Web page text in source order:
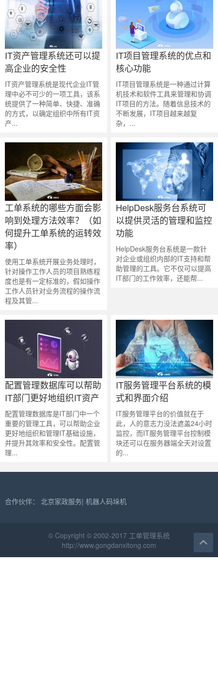
IT资产管理系统还可以提
高企业的安全性
IT资产管理系统是现代企业IT管
理中必不可少的一项工具，该系
统提供了一种简单、快捷、准确
的方式，以确定组织中所有IT资
产...
IT项目管理系统的优点和
核心功能
IT项目管理系统​是一种通过计算
机技术和软件工具来管理和协调
IT项目的方法。随着信息技术的
不断发展，IT项目越来越复
杂，...
工单系统的哪些方面会影
响到处理方法效率？（如
何提升工单系统的运转效
率）
使用工单系统开展业务处理时，
针对操作工作人员的项目熟练程
度也是有一定标准的，假如操作
工作人员针对业务流程的操作流
程及其管...
HelpDesk服务台系统可
以提供灵活的管理和监控
功能
HelpDesk服务台系统​是一款针
对企业或组织内部的IT支持和帮
助管理的工具。它不仅可以提高
IT部门的工作效率，还能帮...
配置管理数据库可以帮助
IT部门更好地组织IT资产
配置管理数据库​是IT部门中一个
重要的管理工具，可以帮助企业
更好地组织和管理IT基础设施，
并提升其效率和安全性。配置管
理...
IT服务管理平台系统的模
式和界面介绍
IT服务管理平台​的价值就在于
此，人的意志力没法遮盖24小时
监控，而IT服务管理平台控制模
块还可以在服务器端全天对设置
的...
合作伙伴： 北京家政服务| 机器人码垛机
© Copyright © 2002-2017 工单管理系统
http://www.gongdanxitong.com